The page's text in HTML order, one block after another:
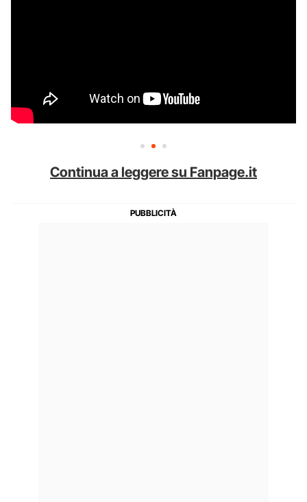
Continua a leggere su Fanpage.it